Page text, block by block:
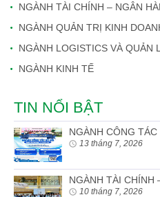
NGÀNH TÀI CHÍNH – NGÂN
NGÀNH QUẢN TRỊ KINH
NGÀNH LOGISTICS VÀ QUẢN
NGÀNH KINH TẾ
TIN NỔI BẬT
NGÀNH CÔNG TÁC
13 tháng 7, 2026
NGÀNH TÀI CHÍNH
10 tháng 7, 2026